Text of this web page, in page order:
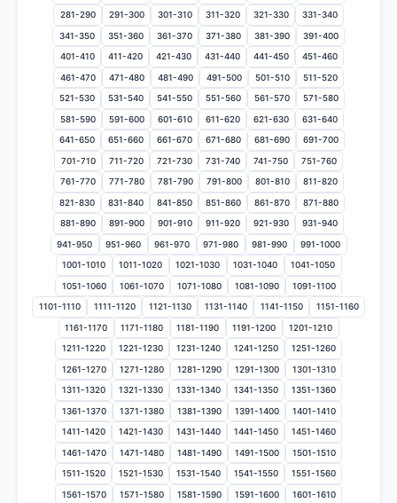
281-290 291-300 301-310 311-320 321-330 331-340
341-350 351-360 361-370 371-380 381-390 391-400
401-410 411-420 421-430 431-440 441-450 451-460
461-470 471-480 481-490 491-500 501-510 511-520
521-530 531-540 541-550 551-560 561-570 571-580
581-590 591-600 601-610 611-620 621-630 631-640
641-650 651-660 661-670 671-680 681-690 691-700
701-710 711-720 721-730 731-740 741-750 751-760
761-770 771-780 781-790 791-800 801-810 811-820
821-830 831-840 841-850 851-860 861-870 871-880
881-890 891-900 901-910 911-920 921-930 931-940
941-950 951-960 961-970 971-980 981-990 991-1000
1001-1010 1011-1020 1021-1030 1031-1040 1041-1050
1051-1060 1061-1070 1071-1080 1081-1090 1091-1100
1101-1110 1111-1120 1121-1130 1131-1140 1141-1150 1151-1160
1161-1170 1171-1180 1181-1190 1191-1200 1201-1210
1211-1220 1221-1230 1231-1240 1241-1250 1251-1260
1261-1270 1271-1280 1281-1290 1291-1300 1301-1310
1311-1320 1321-1330 1331-1340 1341-1350 1351-1360
1361-1370 1371-1380 1381-1390 1391-1400 1401-1410
1411-1420 1421-1430 1431-1440 1441-1450 1451-1460
1461-1470 1471-1480 1481-1490 1491-1500 1501-1510
1511-1520 1521-1530 1531-1540 1541-1550 1551-1560
1561-1570 1571-1580 1581-1590 1591-1600 1601-1610